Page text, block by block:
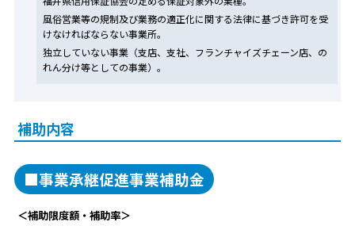
風俗営業等の規制及び業務の適正化に関する法律に基づき許可を受
けなければならない事業所。
独立していない事業（支店、支社、フランチャイズチェーン店、の
れん分け等としての事業）。
補助内容
■事業承継促進事業補助金
＜補助限度額・補助率＞